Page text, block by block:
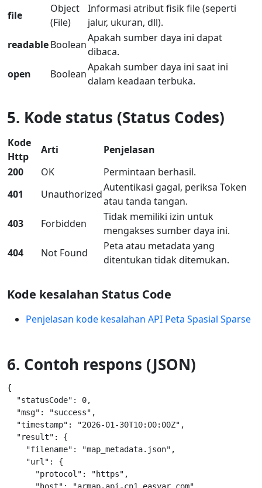
file
Object
(File)
Informasi atribut fisik file (seperti
jalur, ukuran, dll).
readableBoolean
Apakah sumber daya ini dapat
dibaca.
open
Boolean
Apakah sumber daya ini saat ini
dalam keadaan terbuka.
5. Kode status (Status Codes)
Kode
Http
Arti
Penjelasan
200
OK
Permintaan berhasil.
401
Unauthorized
Autentikasi gagal, periksa Token
atau tanda tangan.
403
Forbidden
Tidak memiliki izin untuk
mengakses sumber daya ini.
404
Not Found
Peta atau metadata yang
ditentukan tidak ditemukan.
Kode kesalahan Status Code
Penjelasan kode kesalahan API Peta Spasial Sparse
6. Contoh respons (JSON)
{
  "statusCode": 0,
  "msg": "success",
  "timestamp": "2026-01-30T10:00:00Z",
  "result": {
    "filename": "map_metadata.json",
    "url": {
      "protocol": "https",
      "host": "armap-api-cn1.easyar.com",